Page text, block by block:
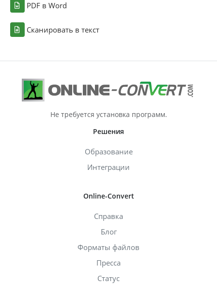
PDF в Word
Сканировать в текст
Не требуется установка программ.
Решения
Образование
Интеграции
Online-Convert
Справка
Блог
Форматы файлов
Пресса
Статус